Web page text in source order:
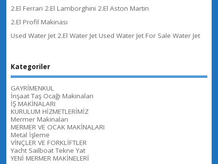
2.El Ferrari 2.El Lamborghini 2.El Aston Martin
2.El Profil Makinası
Used Water Jet 2.El Water Jet Used Water Jet For Sale Water Jet
Kategoriler
GAYRİMENKUL
İnşaat Taş Ocağı Makinaları
İŞ MAKİNALARI
KURULUM HİZMETLERİMİZ
Mermer Makinaları
MERMER VE OCAK MAKİNALARI
Metal İşleme
VİNÇLER VE FORKLİFTLER
Yacht Sailboat Tekne Yat
YENİ MERMER MAKİNELERİ